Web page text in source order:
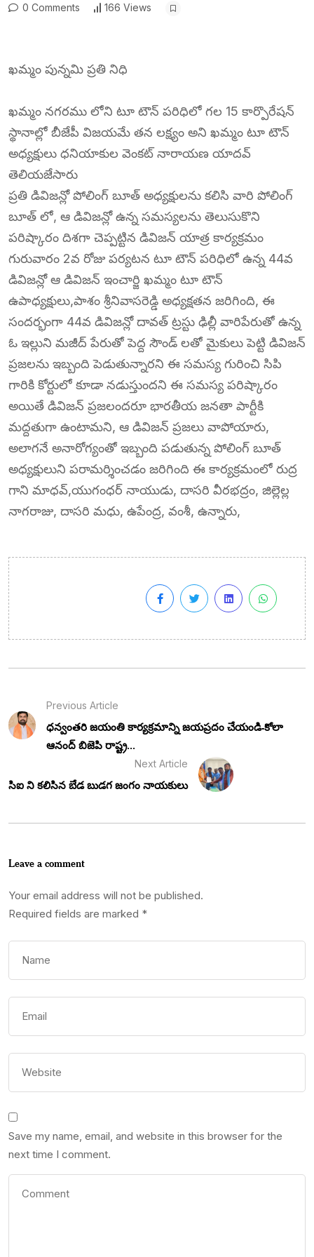
0 Comments 166 Views
ఖమ్మం పున్నమి ప్రతి నిధి
ఖమ్మం నగరము లోని టూ టౌన్ పరిధిలో గల 15 కార్పొరేషన్
స్థానాల్లో బీజేపీ విజయమే తన లక్ష్యం అని ఖమ్మం టూ టౌన్
అధ్యక్షులు ధనియాకుల వెంకట్ నారాయణ యాదవ్
తెలియజేసారు
ప్రతి డివిజన్లో పోలింగ్ బూత్ అధ్యక్షులను కలిసి వారి పోలింగ్
బూత్ లో, ఆ డివిజన్లో ఉన్న సమస్యలను తెలుసుకొని
పరిష్కారం దిశగా చెప్పట్టిన డివిజన్ యాత్ర కార్యక్రమం
గురువారం 2వ రోజు పర్యటన టూ టౌన్ పరిధిలో ఉన్న 44వ
డివిజన్లో ఆ డివిజన్ ఇంచార్జి ఖమ్మం టూ టౌన్
ఉపాధ్యక్షులు,పాశం శ్రీనివాసరెడ్డి అధ్యక్షతన జరిగింది, ఈ
సందర్భంగా 44వ డివిజన్లో దావత్ ట్రస్టు ఢిల్లీ వారిపేరుతో ఉన్న
ఓ ఇల్లుని మజీద్ పేరుతో పెద్ద సౌండ్ లతో మైకులు పెట్టి డివిజన్
ప్రజలను ఇబ్బంది పెడుతున్నారని ఈ సమస్య గురించి సిపి
గారికి కోర్టులో కూడా నడుస్తుందని ఈ సమస్య పరిష్కారం
అయితే డివిజన్ ప్రజలందరూ భారతీయ జనతా పార్టీకి
మద్దతుగా ఉంటామని, ఆ డివిజన్ ప్రజలు వాపోయారు,
అలాగనే అనారోగ్యంతో ఇబ్బంది పడుతున్న పోలింగ్ బూత్
అధ్యక్షులుని పరామర్శించడం జరిగింది ఈ కార్యక్రమంలో రుద్ర
గాని మాధవ్,యుగంధర్ నాయుడు, దాసరి వీరభద్రం, జిల్లెల్ల
నాగరాజు, దాసరి మధు, ఉపేంద్ర, వంశీ, ఉన్నారు,
Previous Article
ధన్వంతరి జయంతి కార్యక్రమాన్ని జయప్రదం చేయండి-కోలా
ఆనంద్ బిజెపి రాష్ట్ర...
Next Article
సిఐ ని కలిసిన బేడ బుడగ జంగం నాయకులు
Leave a comment
Your email address will not be published.
Required fields are marked *
Save my name, email, and website in this browser for the
next time I comment.